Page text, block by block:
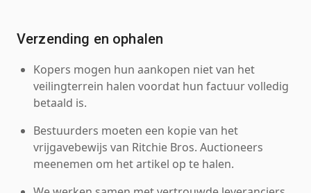
Verzending en ophalen
Kopers mogen hun aankopen niet van het
veilingterrein halen voordat hun factuur volledig
betaald is.
Bestuurders moeten een kopie van het
vrijgavebewijs van Ritchie Bros. Auctioneers
meenemen om het artikel op te halen.